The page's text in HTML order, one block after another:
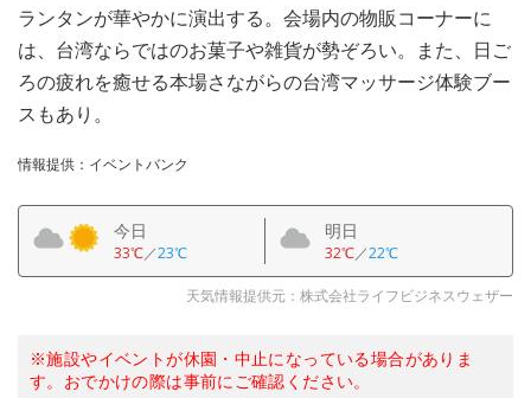
ランタンが華やかに演出する。会場内の物販コーナーに
は、台湾ならではのお菓子や雑貨が勢ぞろい。また、日ご
ろの疲れを癒せる本場さながらの台湾マッサージ体験ブー
スもあり。
情報提供：イベントバンク
今日
33℃／23℃
明日
32℃／22℃
天気情報提供元：株式会社ライフビジネスウェザー
※施設やイベントが休園・中止になっている場合がありま
す。おでかけの際は事前にご確認ください。